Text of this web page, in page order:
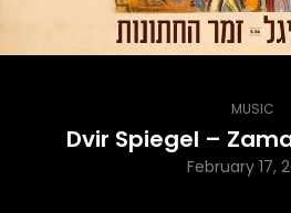
MUSIC
Dvir Spiegel –
February 17,